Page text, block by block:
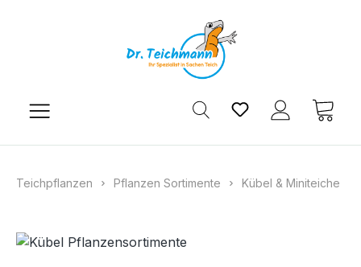
Du hast 0
Teichpflanzen Pflanzen Sortimente Kübel & Miniteiche
Bildergalerie überspringen